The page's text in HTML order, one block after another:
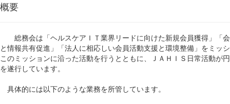
概要
総務会は「ヘルスケアＩＴ業界リードに向けた新規会員獲得」「
と情報共有促進」「法人に相応しい会員活動支援と環境整備」をミッ
このミッションに沿った活動を行うとともに、ＪＡＨＩＳ日常活動が
を遂行しています。
具体的には以下のような業務を所管しています。